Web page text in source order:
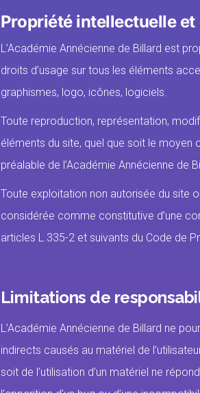
Propriété intellectuelle
L’Académie Annécienne de Billard est
droits d’usage sur tous les éléments
graphismes, logo, icônes, logiciels.
Toute reproduction, représentation,
éléments du site, quel que soit le moyen
préalable de l’Académie Annécienne de
Toute exploitation non autorisée du site
considérée comme constitutive d’une
articles L.335-2 et suivants du Code de
Limitations de
L’Académie Annécienne de Billard ne
indirects causés au matériel de
soit de l’utilisation d’un matériel ne